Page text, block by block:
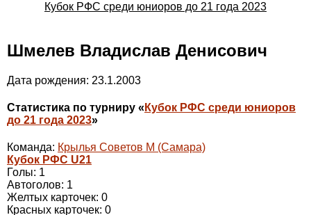
Кубок РФС среди юниоров до 21 года 2023
Шмелев Владислав Денисович
Дата рождения: 23.1.2003
Статистика по турниру « Кубок РФС среди юниоров
до 21 года 2023»
Команда: Крылья Советов М (Самара)
Кубок РФС U21
Голы: 1
Автоголов: 1
Желтых карточек: 0
Красных карточек: 0